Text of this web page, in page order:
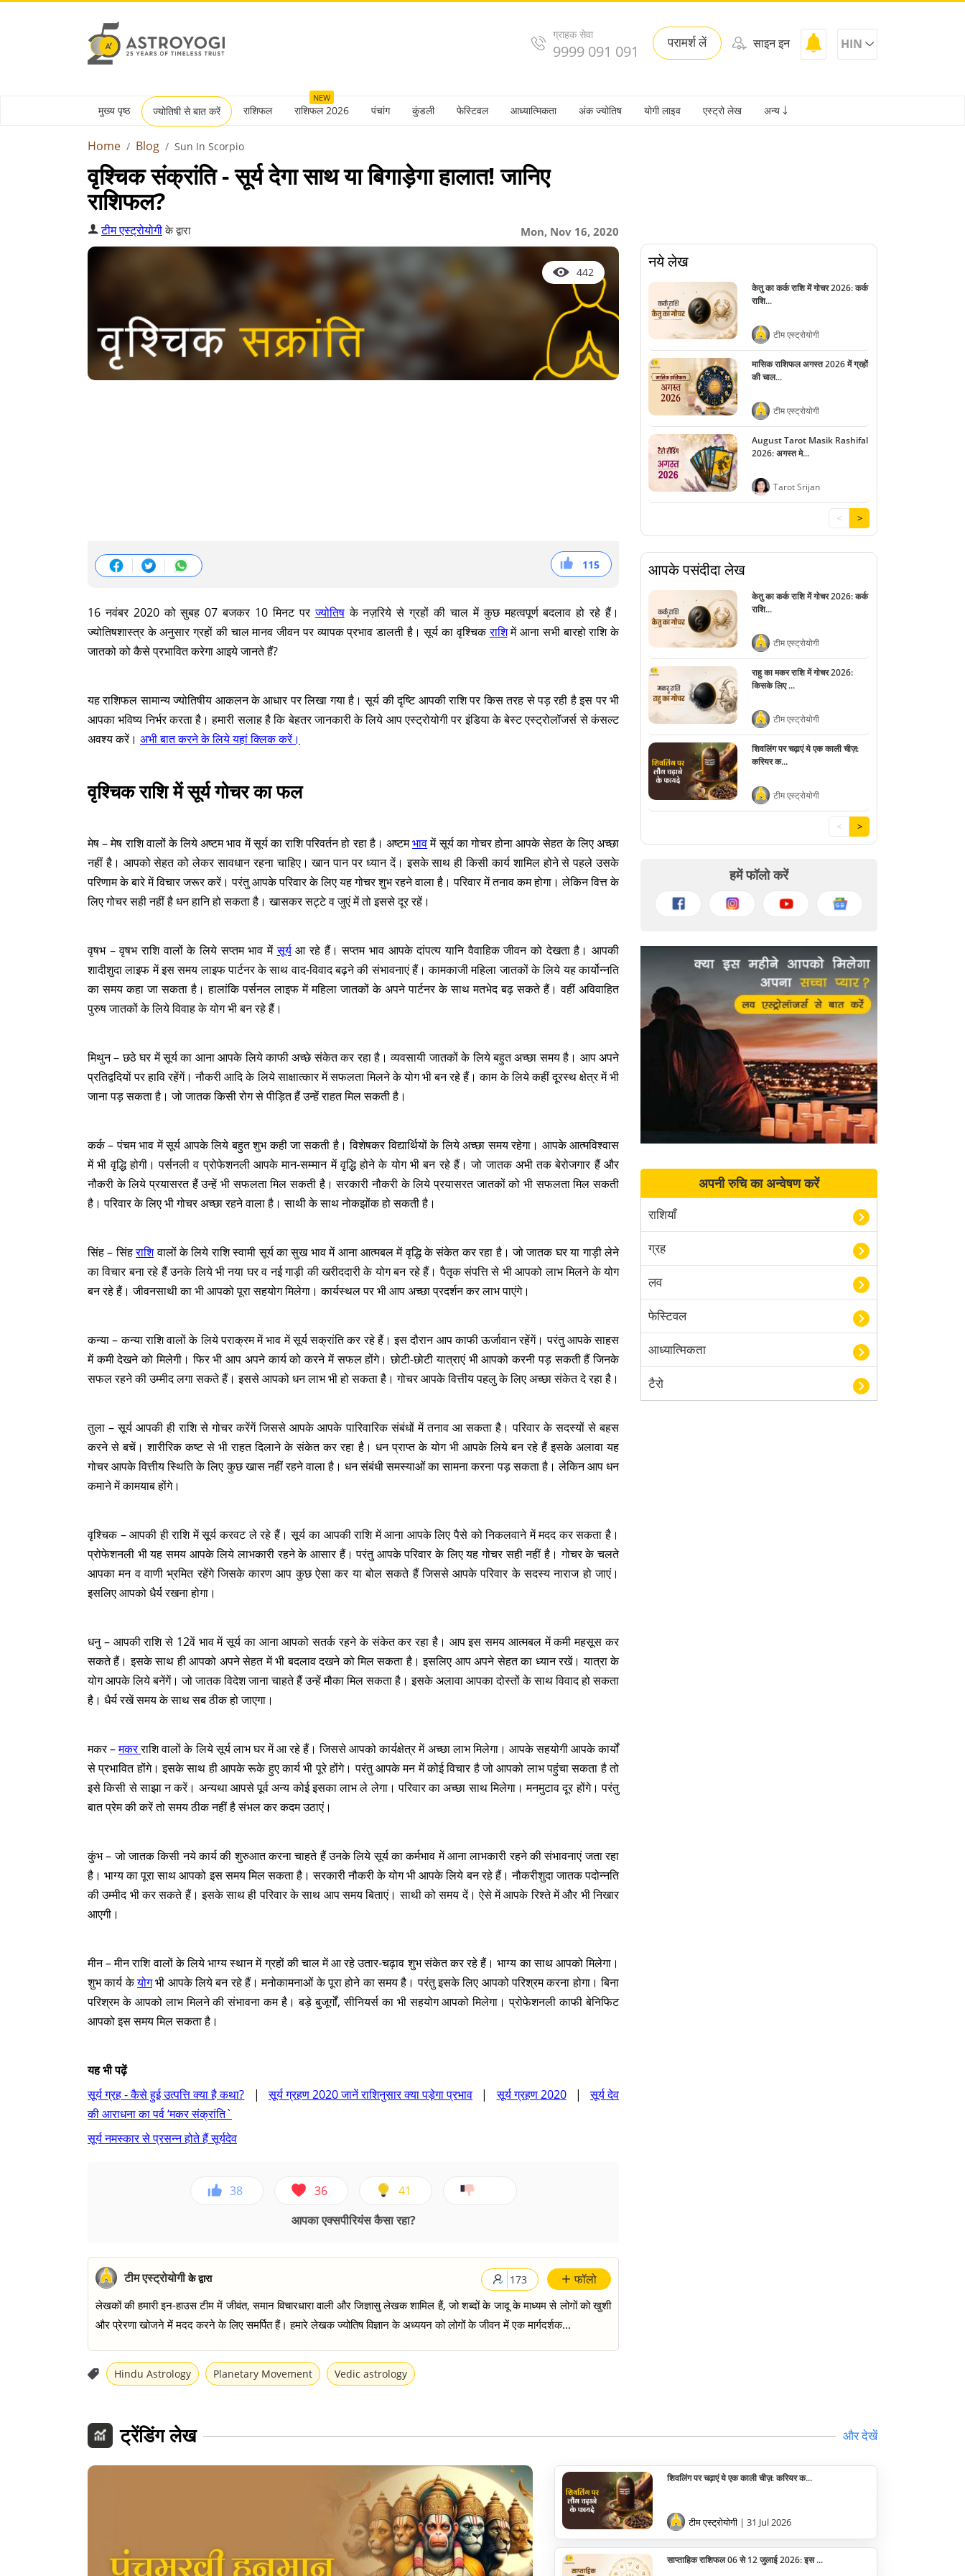
ग्राहक सेवा
9999 091 091 परामर्श लें साइन इन HIN
मुख्य पृष्ठ ज्योतिषी से बात करें राशिफल
NEW
राशिफल 2026 पंचांग कुंडली फेस्टिवल आध्यात्मिकता अंक ज्योतिष योगी लाइव एस्ट्रो लेख अन्य ￬
Home Blog Sun In Scorpio
वृश्चिक संक्रांति - सूर्य देगा साथ या बिगाड़ेगा हालात! जानिए
राशिफल?
Mon, Nov 16, 2020
टीम एस्ट्रोयोगीके द्वारा
442
115
38
36
41
16 नवंबर 2020 को सुबह 07 बजकर 10 मिनट परज्योतिषके नज़रिये से ग्रहों की चाल में कुछ महत्वपूर्ण बदलाव हो रहे हैं।
ज्योतिषशास्त्र के अनुसार ग्रहों की चाल मानव जीवन पर व्यापक प्रभाव डालती है। सूर्य का वृश्चिकराशिमें आना सभी बारहो राशि के
जातको को कैसे प्रभावित करेगा आइये जानते हैं?
यह राशिफल सामान्य ज्योतिषीय आकलन के आधार पर लिखा गया है। सूर्य की दृष्टि आपकी राशि पर किस तरह से पड़ रही है इस पर भी
आपका भविष्य निर्भर करता है। हमारी सलाह है कि बेहतर जानकारी के लिये आप एस्ट्रोयोगी पर इंडिया के बेस्ट एस्ट्रोलॉजर्स से कंसल्ट
अवश्य करें। अभी बात करने के लिये यहां क्लिक करें।
वृश्चिक राशि में सूर्य गोचर का फल
मेष – मेष राशि वालों के लिये अष्टम भाव में सूर्य का राशि परिवर्तन हो रहा है। अष्टमभावमें सूर्य का गोचर होना आपके सेहत के लिए अच्छा
नहीं है। आपको सेहत को लेकर सावधान रहना चाहिए। खान पान पर ध्यान दें। इसके साथ ही किसी कार्य शामिल होने से पहले उसके
परिणाम के बारे में विचार जरूर करें। परंतु आपके परिवार के लिए यह गोचर शुभ रहने वाला है। परिवार में तनाव कम होगा। लेकिन वित्त के
लिए गोचर सही नहीं है धन हानि हो सकता है। खासकर सट्टे व जुएं में तो इससे दूर रहें।
वृषभ – वृषभ राशि वालों के लिये सप्तम भाव मेंसूर्यआ रहे हैं। सप्तम भाव आपके दांपत्य यानि वैवाहिक जीवन को देखता है। आपकी
शादीशुदा लाइफ में इस समय लाइफ पार्टनर के साथ वाद-विवाद बढ़ने की संभावनाएं हैं। कामकाजी महिला जातकों के लिये यह कार्योन्नति
का समय कहा जा सकता है। हालांकि पर्सनल लाइफ में महिला जातकों के अपने पार्टनर के साथ मतभेद बढ़ सकते हैं। वहीं अविवाहित
पुरुष जातकों के लिये विवाह के योग भी बन रहे हैं।
मिथुन – छठे घर में सूर्य का आना आपके लिये काफी अच्छे संकेत कर रहा है। व्यवसायी जातकों के लिये बहुत अच्छा समय है। आप अपने
प्रतिद्वदियों पर हावि रहेंगें। नौकरी आदि के लिये साक्षात्कार में सफलता मिलने के योग भी बन रहे हैं। काम के लिये कहीं दूरस्थ क्षेत्र में भी
जाना पड़ सकता है। जो जातक किसी रोग से पीड़ित हैं उन्हें राहत मिल सकती है।
कर्क – पंचम भाव में सूर्य आपके लिये बहुत शुभ कही जा सकती है। विशेषकर विद्यार्थियों के लिये अच्छा समय रहेगा। आपके आत्मविश्वास
में भी वृद्धि होगी। पर्सनली व प्रोफेशनली आपके मान-सम्मान में वृद्धि होने के योग भी बन रहे हैं। जो जातक अभी तक बेरोजगार हैं और
नौकरी के लिये प्रयासरत हैं उन्हें भी सफलता मिल सकती है। सरकारी नौकरी के लिये प्रयासरत जातकों को भी सफलता मिल सकती
है। परिवार के लिए भी गोचर अच्छा रहने वाला है। साथी के साथ नोकझोंक हो सकती है।
सिंह – सिंहराशिवालों के लिये राशि स्वामी सूर्य का सुख भाव में आना आत्मबल में वृद्धि के संकेत कर रहा है। जो जातक घर या गाड़ी लेने
का विचार बना रहे हैं उनके लिये भी नया घर व नई गाड़ी की खरीददारी के योग बन रहे हैं। पैतृक संपत्ति से भी आपको लाभ मिलने के योग
बन रहे हैं। जीवनसाथी का भी आपको पूरा सहयोग मिलेगा। कार्यस्थल पर भी आप अच्छा प्रदर्शन कर लाभ पाएंगे।
कन्या – कन्या राशि वालों के लिये पराक्रम में भाव में सूर्य सक्रांति कर रहे हैं। इस दौरान आप काफी ऊर्जावान रहेंगें। परंतु आपके साहस
में कमी देखने को मिलेगी। फिर भी आप अपने कार्य को करने में सफल होंगे। छोटी-छोटी यात्राएं भी आपको करनी पड़ सकती हैं जिनके
सफल रहने की उम्मीद लगा सकते हैं। इससे आपको धन लाभ भी हो सकता है। गोचर आपके वित्तीय पहलु के लिए अच्छा संकेत दे रहा है।
तुला – सूर्य आपकी ही राशि से गोचर करेंगें जिससे आपके आपके पारिवारिक संबंधों में तनाव आ सकता है। परिवार के सदस्यों से बहस
करने से बचें। शारीरिक कष्ट से भी राहत दिलाने के संकेत कर रहा है। धन प्राप्त के योग भी आपके लिये बन रहे हैं इसके अलावा यह
गोचर आपके वित्तीय स्थिति के लिए कुछ खास नहीं रहने वाला है। धन संबंधी समस्याओं का सामना करना पड़ सकता है। लेकिन आप धन
कमाने में कामयाब होंगे।
वृश्चिक – आपकी ही राशि में सूर्य करवट ले रहे हैं। सूर्य का आपकी राशि में आना आपके लिए पैसे को निकलवाने में मदद कर सकता है।
प्रोफेशनली भी यह समय आपके लिये लाभकारी रहने के आसार हैं। परंतु आपके परिवार के लिए यह गोचर सही नहीं है। गोचर के चलते
आपका मन व वाणी भ्रमित रहेंगे जिसके कारण आप कुछ ऐसा कर या बोल सकते हैं जिससे आपके परिवार के सदस्य नाराज हो जाएं।
इसलिए आपको धैर्य रखना होगा।
धनु – आपकी राशि से 12वें भाव में सूर्य का आना आपको सतर्क रहने के संकेत कर रहा है। आप इस समय आत्मबल में कमी महसूस कर
सकते हैं। इसके साथ ही आपको अपने सेहत में भी बदलाव दखने को मिल सकता है। इसलिए आप अपने सेहत का ध्यान रखें। यात्रा के
योग आपके लिये बनेंगें। जो जातक विदेश जाना चाहते हैं उन्हें मौका मिल सकता है। इसके अलावा आपका दोस्तों के साथ विवाद हो सकता
है। धैर्य रखें समय के साथ सब ठीक हो जाएगा।
मकर –मकरराशि वालों के लिये सूर्य लाभ घर में आ रहे हैं। जिससे आपको कार्यक्षेत्र में अच्छा लाभ मिलेगा। आपके सहयोगी आपके कार्यों
से प्रभावित होंगे। इसके साथ ही आपके रूके हुए कार्य भी पूरे होंगे। परंतु आपके मन में कोई विचार है जो आपको लाभ पहुंचा सकता है तो
इसे किसी से साझा न करें। अन्यथा आपसे पूर्व अन्य कोई इसका लाभ ले लेगा। परिवार का अच्छा साथ मिलेगा। मनमुटाव दूर होंगे। परंतु
बात प्रेम की करें तो समय ठीक नहीं है संभल कर कदम उठाएं।
कुंभ – जो जातक किसी नये कार्य की शुरुआत करना चाहते हैं उनके लिये सूर्य का कर्मभाव में आना लाभकारी रहने की संभावनाएं जता रहा
है। भाग्य का पूरा साथ आपको इस समय मिल सकता है। सरकारी नौकरी के योग भी आपके लिये बन रहे हैं। नौकरीशुदा जातक पदोन्नति
की उम्मीद भी कर सकते हैं। इसके साथ ही परिवार के साथ आप समय बिताएं। साथी को समय दें। ऐसे में आपके रिश्ते में और भी निखार
आएगी।
मीन – मीन राशि वालों के लिये भाग्य स्थान में ग्रहों की चाल में आ रहे उतार-चढ़ाव शुभ संकेत कर रहे हैं। भाग्य का साथ आपको मिलेगा।
शुभ कार्य केयोगभी आपके लिये बन रहे हैं। मनोकामनाओं के पूरा होने का समय है। परंतु इसके लिए आपको परिश्रम करना होगा। बिना
परिश्रम के आपको लाभ मिलने की संभावना कम है। बड़े बुजूर्गों, सीनियर्स का भी सहयोग आपको मिलेगा। प्रोफेशनली काफी बेनिफिट
आपको इस समय मिल सकता है।
यह भी पढ़ें
सूर्य ग्रह - कैसे हुई उत्पत्ति क्या है कथा? |सूर्य ग्रहण 2020 जानें राशिनुसार क्या पड़ेगा प्रभाव |सूर्य ग्रहण 2020|सूर्य देव
की आराधना का पर्व ‘मकर संक्रांति`
सूर्य नमस्कार से प्रसन्न होते हैं सूर्यदेव
38 36
41
आपका एक्सपीरियंस कैसा रहा?
+ फॉलो
173
टीम एस्ट्रोयोगीके द्वारा
लेखकों की हमारी इन-हाउस टीम में जीवंत, समान विचारधारा वाली और जिज्ञासु लेखक शामिल हैं, जो शब्दों के जादू के माध्यम से लोगों को खुशी
और प्रेरणा खोजने में मदद करने के लिए समर्पित हैं। हमारे लेखक ज्योतिष विज्ञान के अध्ययन को लोगों के जीवन में एक मार्गदर्शक...
Hindu Astrology Planetary Movement Vedic astrology
नये लेख
केतु का कर्क राशि में गोचर 2026: कर्क
राशि...
टीम एस्ट्रोयोगी
मासिक राशिफल अगस्त 2026 में ग्रहों
की चाल...
टीम एस्ट्रोयोगी
August Tarot Masik Rashifal
2026: अगस्त मे...
Tarot Srijan
< >
आपके पसंदीदा लेख
केतु का कर्क राशि में गोचर 2026: कर्क
राशि...
टीम एस्ट्रोयोगी
राहु का मकर राशि में गोचर 2026:
किसके लिए ...
टीम एस्ट्रोयोगी
शिवलिंग पर चढ़ाएं ये एक काली चीज़:
करियर क...
टीम एस्ट्रोयोगी
< >
हमें फॉलो करें
अपनी रुचि का अन्वेषण करें
राशियाँ
ग्रह
लव
फेस्टिवल
आध्यात्मिकता
टैरो
ट्रेंडिंग लेख और देखें
शिवलिंग पर चढ़ाएं ये एक काली चीज़: करियर क...
टीम एस्ट्रोयोगी | 31 Jul 2026
साप्ताहिक राशिफल 06 से 12 जुलाई 2026: इस ...